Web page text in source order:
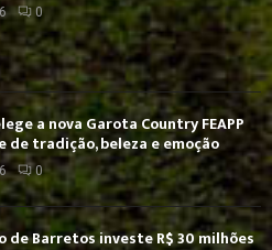
0
a nova Garota Country FEAPP
de tradição, beleza e emoção
0
de Barretos investe R$ 30 milhões